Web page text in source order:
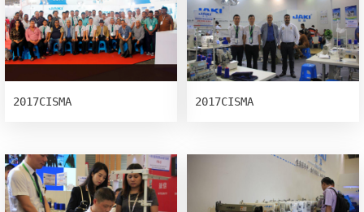
2017CISMA 2017CISMA